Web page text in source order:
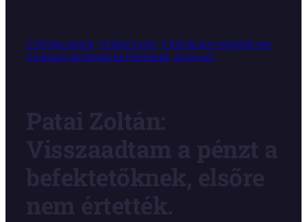
// Címlap sztorik // Editor’s pick // Exit és ami mögötte van
// Exkluzív tartalmak és Premierek Archívum
Patai Zoltán:
Visszaadtam a pénzt a
befektetőknek, elsőre
nem értették.